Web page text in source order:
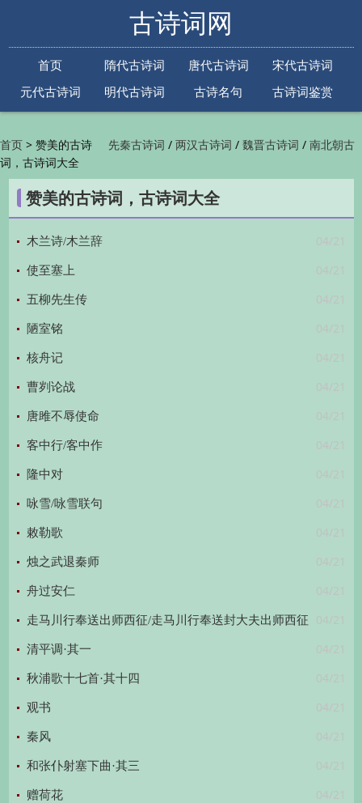
古诗词网
首页 隋代古诗词 唐代古诗词
宋代古诗词
元代古诗词
明代古诗词 古诗名句
古诗词鉴赏
先秦古诗词 /两汉古诗词 /魏晋古诗词 /南北朝古
代古诗词/金朝古诗词/元代古诗词/明代古诗词
/清代古诗词/近现代古诗词
鉴赏/古诗下一句/古诗上一句/
首页 > 赞美的古诗
词，古诗词大全
赞美的古诗词，古诗词大全
04/21
木兰诗/木兰辞
04/21
使至塞上
04/21
五柳先生传
04/21
陋室铭
04/21
核舟记
04/21
曹刿论战
04/21
唐雎不辱使命
04/21
客中行/客中作
04/21
隆中对
04/21
咏雪/咏雪联句
04/21
敕勒歌
04/21
烛之武退秦师
04/21
舟过安仁
04/21
走马川行奉送出师西征/走马川行奉送封大夫出师西征
04/21
清平调·其一
04/21
秋浦歌十七首·其十四
04/21
观书
04/21
秦风
04/21
和张仆射塞下曲·其三
04/21
赠荷花